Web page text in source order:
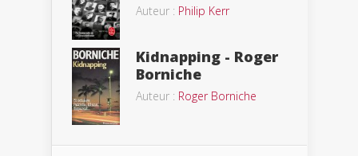
Auteur : Philip Kerr
Kidnapping - Roger
Borniche
Auteur : Roger Borniche